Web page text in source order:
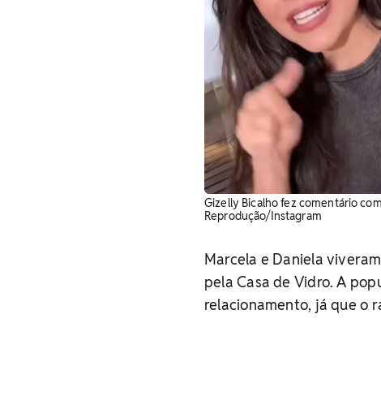
Gizelly Bicalho fez comentário
Reprodução/Instagram
Marcela e Daniela
pela Casa de Vidro. A
relacionamento, já que o